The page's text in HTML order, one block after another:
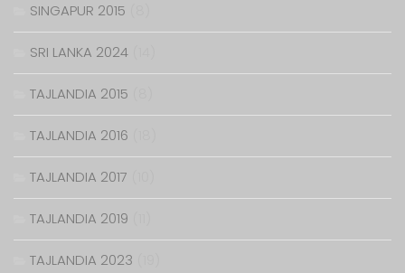
SINGAPUR 2015
SRI LANKA 2024
TAJLANDIA 2015
TAJLANDIA 2016
TAJLANDIA 2017
TAJLANDIA 2019
TAJLANDIA 2023